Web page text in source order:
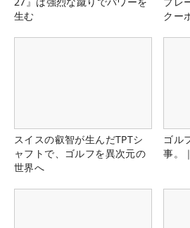
生む
クー
スイスの叡智が生んだTPTシ
ャフトで、ゴルフを異次元の
世界へ
ゴル
事。